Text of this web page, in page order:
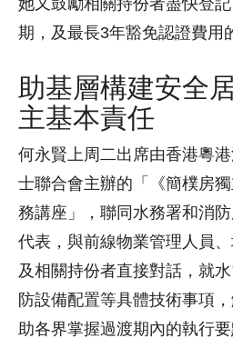
她又鼓勵相關持份者盡快登
期，及最長3年豁免認證費用
助基層構建安全
主基本責任
何永賢上周二出席由香港粵
士聯合會主辦的「《簡樸房
務講座」，聯同水務署和消
代表，與前線物業管理人員
及相關持份者直接對話，就
防設備配置等具體技術事項
助各界掌握過渡期內的執行要